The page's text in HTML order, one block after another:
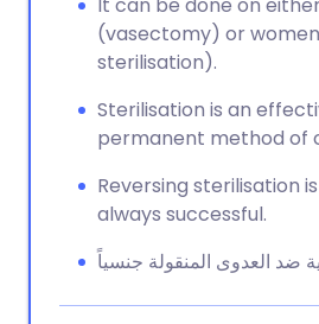
نسخ الرابط
(vasectomy) or
sterilisation).
Sterilisation is an
permanent method of
Reversing sterilisation
always successful.